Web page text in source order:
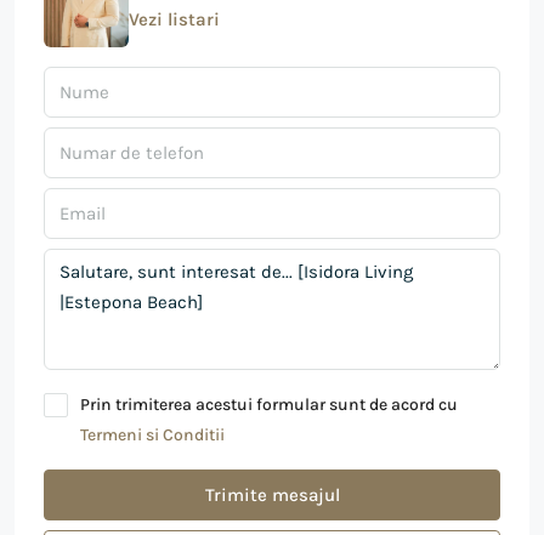
Vezi listari
Prin trimiterea acestui formular sunt de acord cu
Termeni si Conditii
Trimite mesajul